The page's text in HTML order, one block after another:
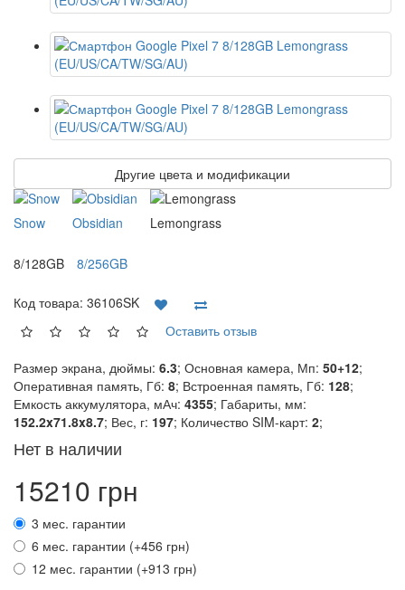
Другие цвета и модификации
Snow Obsidian Lemongrass
8/128GB 8/256GB
Код товара: 36106SK
Оставить отзыв
Размер экрана, дюймы: 6.3; Основная камера, Мп: 50+12;
Оперативная память, Гб: 8; Встроенная память, Гб: 128;
Емкость аккумулятора, мАч: 4355; Габариты, мм:
152.2x71.8x8.7; Вес, г: 197; Количество SIM-карт: 2;
Нет в наличии
15210 грн
3 мес. гарантии
6 мес. гарантии (+456 грн)
12 мес. гарантии (+913 грн)